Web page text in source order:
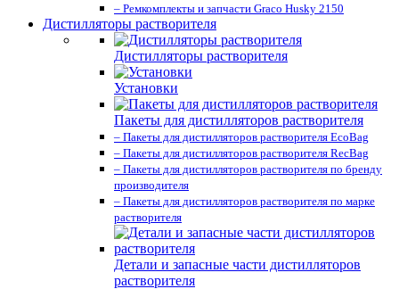
– Ремкомплекты и запчасти Graco Husky 2150
Дистилляторы растворителя
Дистилляторы растворителя
Установки
Пакеты для дистилляторов растворителя
– Пакеты для дистилляторов растворителя EcoBag
– Пакеты для дистилляторов растворителя RecBag
– Пакеты для дистилляторов растворителя по бренду
производителя
– Пакеты для дистилляторов растворителя по марке
растворителя
Детали и запасные части дистилляторов
растворителя